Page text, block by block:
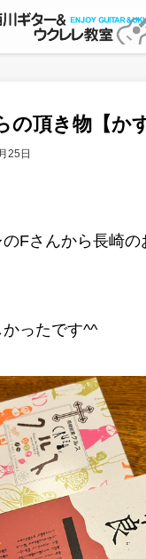
の頂き物【か
25日
Fさんから長崎の
ったです^^